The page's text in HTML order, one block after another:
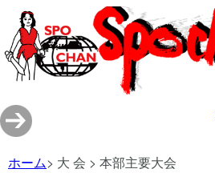
ホーム> 大 会 > 本部主要大会